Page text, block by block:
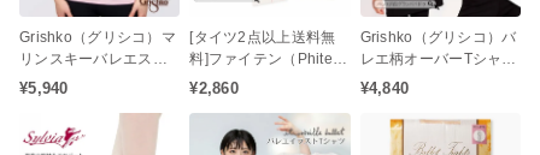
Grishko（グリシコ）マ
リンスキーバレエスタ
ーズ Tシャツ
¥5,940
[タイツ2点以上送料無
料]ファイテン（Phite
n）アクアチタン コン
バーティブル バレエタ
イツ（穴あき / 大人タイ
ツ / ジュニアタイツ）ア
¥2,860
Grishko（グリシコ）バ
レエ柄オーバーTシャツ
（子供Tシャツ / キッズ
サイズ / バレエTシャ
ツ）
¥4,840